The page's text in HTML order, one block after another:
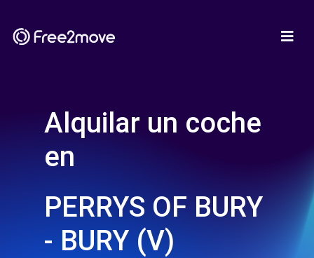
Alquilar un coche
en
PERRYS OF BURY
- BURY (V)